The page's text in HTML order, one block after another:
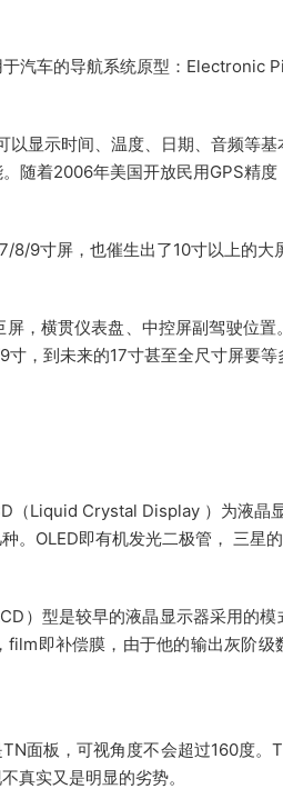
汽车的导航系统原型：Electronic
显示时间、温度、日期、音频等
随着2006年美国开放民用GPS精度
9寸屏，也催生出了10寸以上的大
，横贯仪表盘、中控屏副驾驶位
，到未来的17寸甚至全尺寸屏要等
（Liquid Crystal Display ）为液晶
。OLED即有机发光二极管， 三星
）型是较早的液晶显示器采用的
即补偿膜，由于他的输出灰阶
面板，可视角度不会超过160度
真实又是明显的劣势。